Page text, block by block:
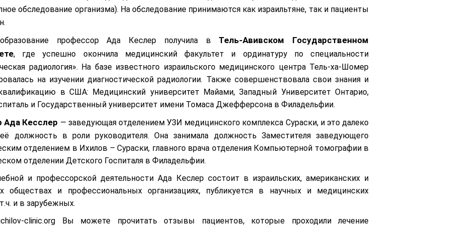
обследование организма). На обследование принимаются как израильтяне, так и пациенты
профессор Ада Кеслер получила в Тель-Авивском Государственном
, где успешно окончила медицинский факультет и ординатуру по специальности
радиология». На базе известного израильского медицинского центра Тель-ха-Шомер
на изучении диагностической радиологии. Также совершенствовала свои знания и
в США: Медицинский университет Майами, Западный Университет Онтарио,
и Государственный университет имени Томаса Джефферсона в Филадельфии.
Ада Кесслер — заведующая отделением УЗИ медицинского комплекса Сураски, и это далеко
должность в роли руководителя. Она занимала должность Заместителя заведующего
отделением в Ихилов – Сураски, главного врача отделения Компьютерной томографии в
отделении Детского Госпиталя в Филадельфии.
и профессорской деятельности Ада Кеслер состоит в израильских, американских и
обществах и профессиональных организациях, публикуется в научных и медицинских
и в зарубежных.
clinic.org Вы можете прочитать отзывы пациентов, которые проходили лечение